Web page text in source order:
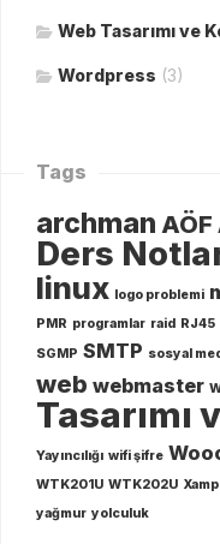
Web Tasarımı ve
Wordpress (3)
Tags
archman AÖF
Ders
linux logo problemi
PMR programlar raid RJ45
SGMP SMTP sosyal
web webmaster
Tasarımı
Yayıncılığı wifi şifre
WTK201U WTK202U
yağmur yolculuk